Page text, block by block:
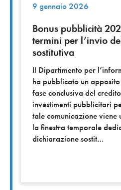
9 gennaio 2026
Bonus pubblicità
termini per l’invio
sostitutiva
Il Dipartimento per
ha pubblicato un
fase conclusiva del
investimenti pubblicitari
tale comunicazione viene
la finestra temporale
dichiarazione sostit